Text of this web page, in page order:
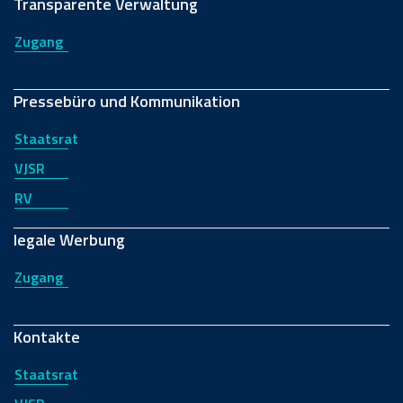
Zugang
Pressebüro und Kommunikation
Staatsrat
VJSR
RV
legale Werbung
Zugang
Kontakte
Staatsrat